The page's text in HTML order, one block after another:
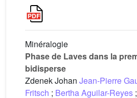
Minéralogie
Phase de Laves dans la
bidisperse
Zdenek Johan Jean-Pierre
Fritsch ; Bertha Aguilar-Reyes ;